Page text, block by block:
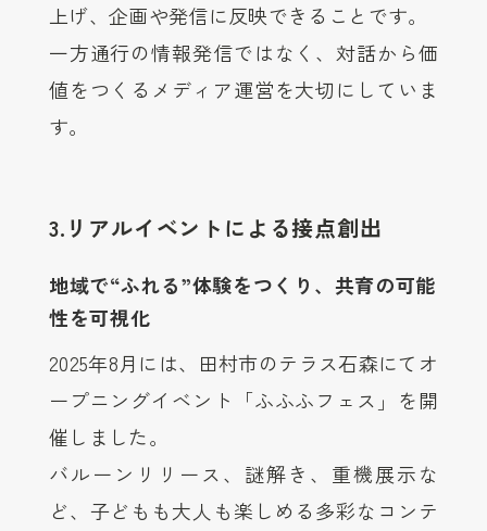
上げ、企画や発信に反映できることです。
一方通行の情報発信ではなく、対話から価
値をつくるメディア運営を大切にしていま
す。
3. リアルイベントによる接点創出
地域で“ふれる”体験をつくり、共育の可能
性を可視化
2025年8月には、田村市のテラス石森にてオ
ープニングイベント「ふふふフェス」を開
催しました。
バルーンリリース、謎解き、重機展示な
ど、子どもも大人も楽しめる多彩なコンテ